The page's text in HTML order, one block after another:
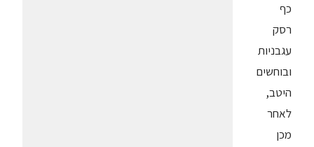
כף
רסק
עגבניות
ובוחשים
היטב,
לאחר
מכן